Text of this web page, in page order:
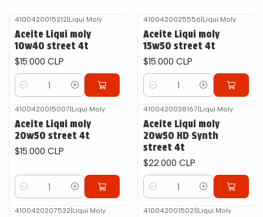
4100420015212| Liqui Moly
Aceite Liqui moly
10w40 street 4t
$15.000 CLP
Cantidad
4100420025556 Liqui Moly
Aceite Liqui moly
15w50 street 4t
$15.000 CLP
Cantidad
4100420015007 Liqui Moly
Aceite Liqui moly
20w50 street 4t
$15.000 CLP
Cantidad
4100420038167 Liqui Moly
Aceite Liqui moly
20w50 HD Synth
street 4t
$22.000 CLP
Cantidad
4100420207532| Liqui Moly 4100420015021 Liqui Moly